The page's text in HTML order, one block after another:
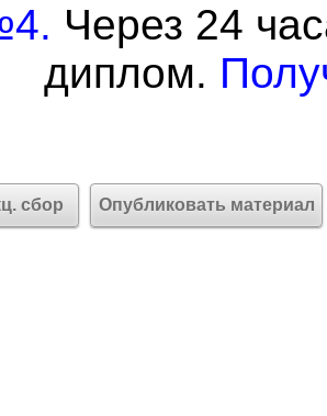
Через 24
диплом.
сбор Опубликовать материал